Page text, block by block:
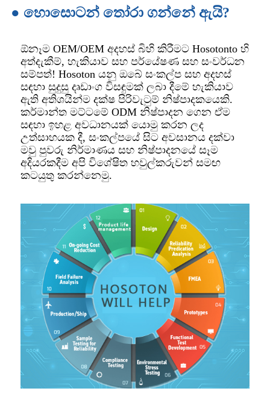
● හොසොටන් තෝරා ගන්නේ ඇයි?
ඕනෑම OEM/OEM අදහස් බිහි කිරීමට Hosotonto හි
අත්දැකීම්, හැකියාව සහ පර්යේෂණ සහ සංවර්ධන
සම්පත්! Hosoton යනු ඔබේ සංකල්ප සහ අදහස්
සඳහා සුදුසු දෘඩාංග විසඳුමක් ලබා දීමේ හැකියාව
ඇති අතිශයින්ම දක්ෂ පිරිවැටුම් නිෂ්පාදකයෙකි.
කර්මාන්ත මට්ටමේ ODM නිෂ්පාදන ගෙන ඒම
සඳහා ඉහළ අවධානයක් යොමු කරන ලද
උත්සාහයක දී, සංකල්පයේ සිට අවසානය දක්වා
මවු පුවරු නිර්මාණය සහ නිෂ්පාදනයේ සෑම
අදියරකදීම අපි විශේෂිත හවුල්කරුවන් සමඟ
කටයුතු කරන්නෙමු.